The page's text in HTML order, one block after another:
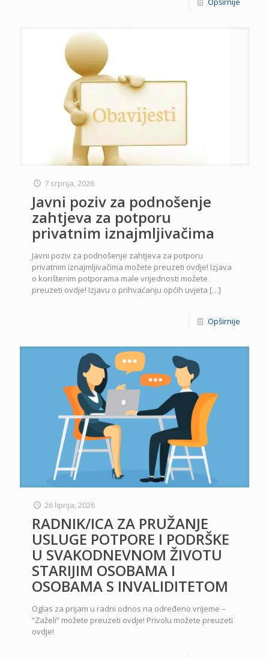
7 srpnja, 2026
Javni poziv za podnošenje
zahtjeva za potporu
privatnim iznajmljivačima
Javni poziv za podnošenje zahtjeva za potporu
privatnim iznajmljivačima možete preuzeti ovdje! Izjava
o korištenim potporama male vrijednosti možete
preuzeti ovdje! Izjavu o prihvaćanju općih uvjeta […]
Opširnije
26 lipnja, 2026
RADNIK/ICA ZA PRUŽANJE
USLUGE POTPORE I PODRŠKE
U SVAKODNEVNOM ŽIVOTU
STARIJIM OSOBAMA I
OSOBAMA S INVALIDITETOM
Oglas za prijam u radni odnos na određeno vrijeme –
“Zaželi” možete preuzeti ovdje! Privolu možete preuzeti
ovdje!